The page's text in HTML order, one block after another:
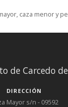
caza menor y
de Carcedo
DIRECCIÓN
Mayor s/n - 09592